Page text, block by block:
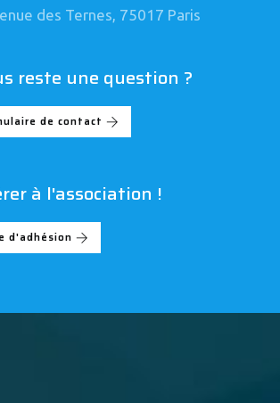
des Ternes, 75017 Paris
reste une question ?
de contact
à l'association !
d'adhésion